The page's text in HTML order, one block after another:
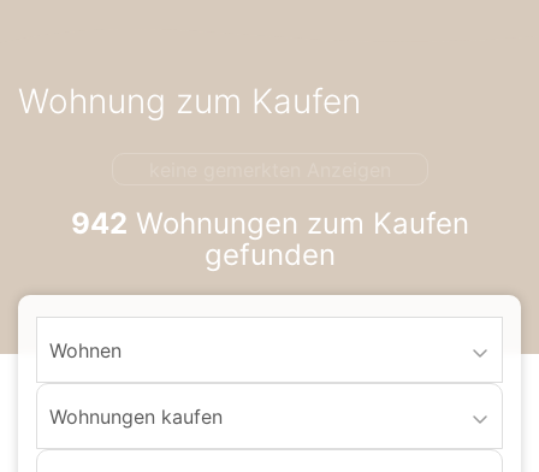
zur
Navigation
Wohnung zum Kaufen
942 Wohnungen zum Kaufen
gefunden
Wohnen
Wohnungen kaufen